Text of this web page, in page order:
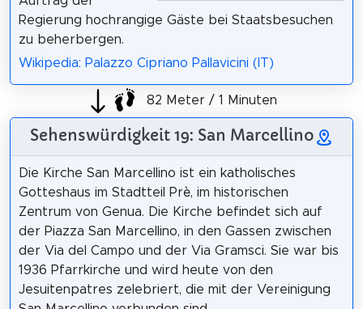
Regierung hochrangige Gäste bei Staatsbesuchen
zu beherbergen.
Wikipedia: Palazzo Cipriano Pallavicini (IT)
82 Meter / 1 Minuten
Sehenswürdigkeit 19: San Marcellino
Die Kirche San Marcellino ist ein katholisches
Gotteshaus im Stadtteil Prè, im historischen
Zentrum von Genua. Die Kirche befindet sich auf
der Piazza San Marcellino, in den Gassen zwischen
der Via del Campo und der Via Gramsci. Sie war bis
1936 Pfarrkirche und wird heute von den
Jesuitenpatres zelebriert, die mit der Vereinigung